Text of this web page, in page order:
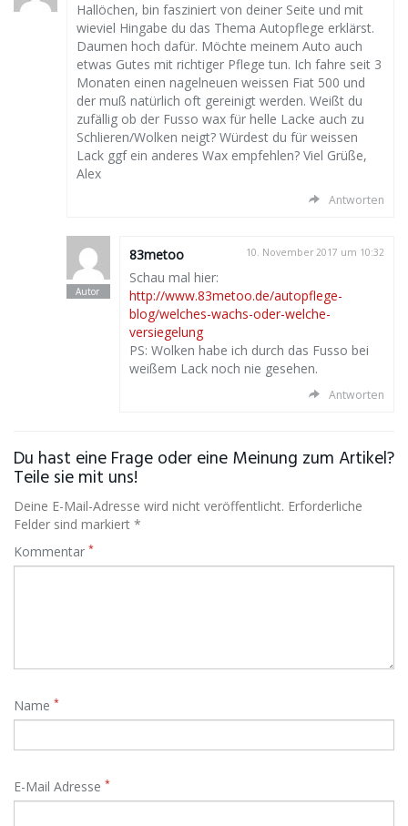
Hallöchen, bin fasziniert von deiner Seite und mit
wieviel Hingabe du das Thema Autopflege erklärst.
Daumen hoch dafür. Möchte meinem Auto auch
etwas Gutes mit richtiger Pflege tun. Ich fahre seit 3
Monaten einen nagelneuen weissen Fiat 500 und
der muß natürlich oft gereinigt werden. Weißt du
zufällig ob der Fusso wax für helle Lacke auch zu
Schlieren/Wolken neigt? Würdest du für weissen
Lack ggf ein anderes Wax empfehlen? Viel Grüße,
Alex
Antworten
83metoo 10. November 2017 um 10:32
Schau mal hier:
http://www.83metoo.de/autopflege-
blog/welches-wachs-oder-welche-
versiegelung
PS: Wolken habe ich durch das Fusso bei
weißem Lack noch nie gesehen.
Antworten
Du hast eine Frage oder eine Meinung zum Artikel?
Teile sie mit uns!
Deine E-Mail-Adresse wird nicht veröffentlicht. Erforderliche
Felder sind markiert *
Kommentar *
Name *
E-Mail Adresse *